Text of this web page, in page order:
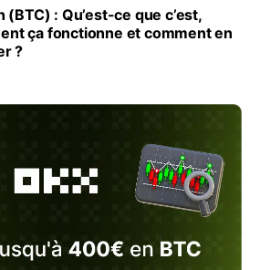
(BTC) : Qu’est-ce que c’est,
ça fonctionne et comment en
?